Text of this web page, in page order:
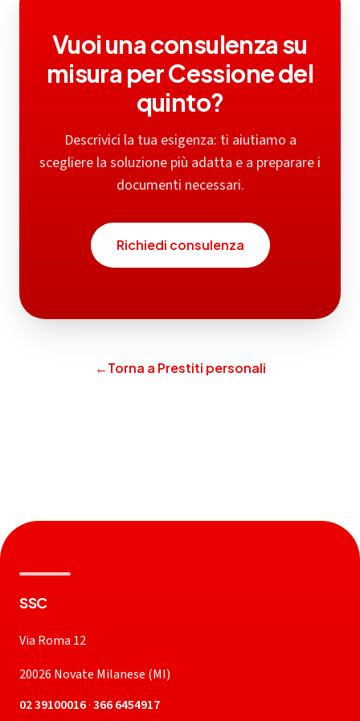
Vuoi una consulenza su
misura perCessione del
quinto?
Descrivici la tua esigenza: ti aiutiamo a
scegliere la soluzione più adatta e a preparare i
documenti necessari.
Richiedi consulenza
←Torna a Prestiti personali
SSC
Via Roma 12
20026 Novate Milanese (MI)
02 39100016·366 6454917